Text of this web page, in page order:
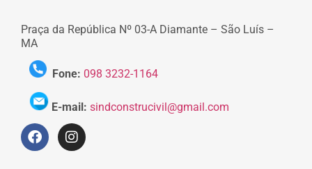
Praça da República Nº 03-A Diamante – São Luís –
MA
Fone: 098 3232-1164
E-mail: sindconstrucivil@gmail.com